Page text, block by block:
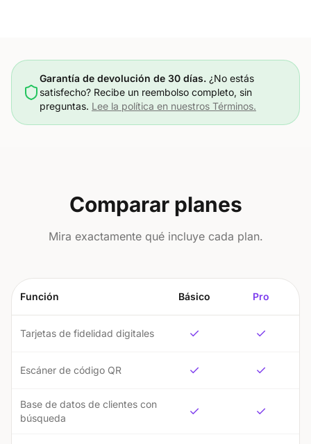
Garantía de devolución de 30 días. ¿No estás
satisfecho? Recibe un reembolso completo, sin
preguntas. Lee la política en nuestros Términos.
Comparar planes
Mira exactamente qué incluye cada plan.
Función Básico Pro
Tarjetas de fidelidad digitales ✓ ✓
Escáner de código QR ✓ ✓
Base de datos de clientes con
búsqueda
✓ ✓